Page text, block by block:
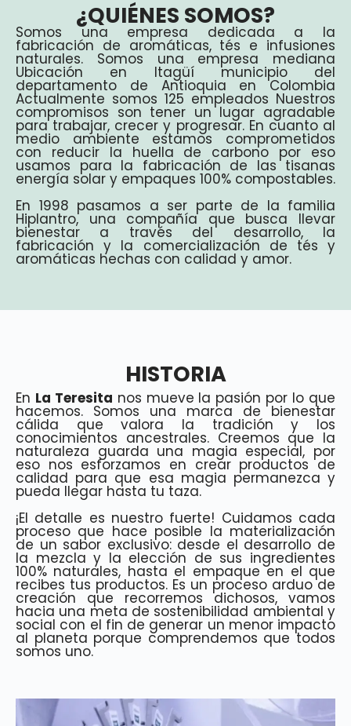
¿QUIÉNES SOMOS?
Somos una empresa dedicada a la
fabricación de aromáticas, tés e infusiones
naturales. Somos una empresa mediana
Ubicación en Itagüí municipio del
departamento de Antioquia en Colombia
Actualmente somos 125 empleados Nuestros
compromisos son tener un lugar agradable
para trabajar, crecer y progresar. En cuanto al
medio ambiente estamos comprometidos
con reducir la huella de carbono por eso
usamos para la fabricación de las tisanas
energía solar y empaques 100% compostables.
En 1998 pasamos a ser parte de la familia
Hiplantro, una compañía que busca llevar
bienestar a través del desarrollo, la
fabricación y la comercialización de tés y
aromáticas hechas con calidad y amor.
HISTORIA
En La Teresita nos mueve la pasión por lo que
hacemos. Somos una marca de bienestar
cálida que valora la tradición y los
conocimientos ancestrales. Creemos que la
naturaleza guarda una magia especial, por
eso nos esforzamos en crear productos de
calidad para que esa magia permanezca y
pueda llegar hasta tu taza.
¡El detalle es nuestro fuerte! Cuidamos cada
proceso que hace posible la materialización
de un sabor exclusivo: desde el desarrollo de
la mezcla y la elección de sus ingredientes
100% naturales, hasta el empaque en el que
recibes tus productos. Es un proceso arduo de
creación que recorremos dichosos, vamos
hacia una meta de sostenibilidad ambiental y
social con el fin de generar un menor impacto
al planeta porque comprendemos que todos
somos uno.